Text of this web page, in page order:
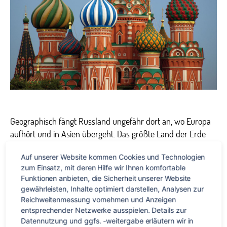
Geographisch fängt Russland ungefähr dort an, wo Europa
aufhört und in Asien übergeht. Das größte Land der Erde
Russisch nicht die am häufigsten gesprochene Weltsprache,
dafür ist sie die Weltsprache mit der größten
geographischen Ausbreitung. Weltweit gibt es insgesamt 164
Mio. Muttersprachler, die vor […]
Schlagwörter
Fremdsprachen,Sprachreise
Auf unserer Website kommen Cookies und Technologien
zum Einsatz, mit deren Hilfe wir Ihnen komfortable
Funktionen anbieten, die Sicherheit unserer Website
gewährleisten, Inhalte optimiert darstellen, Analysen zur
Reichweitenmessung vornehmen und Anzeigen
entsprechender Netzwerke ausspielen. Details zur
Datennutzung und ggfs. -weitergabe erläutern wir in